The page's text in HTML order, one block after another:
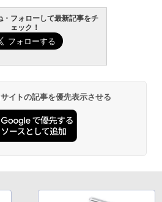
・フォローして最新記事をチ
ェック！
イトの記事を優先表示させる